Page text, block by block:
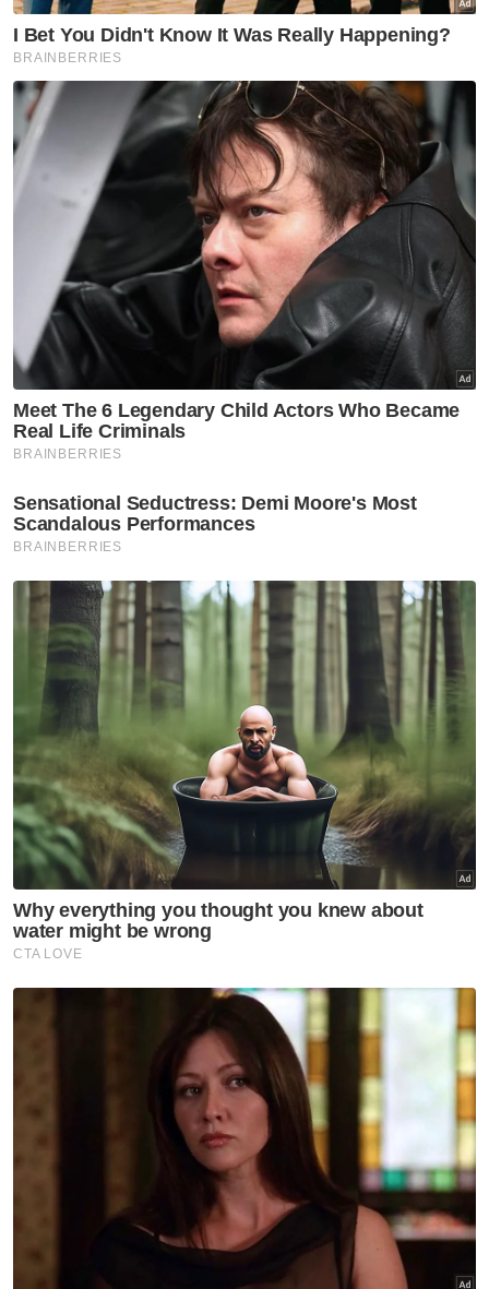
Muat turun aplikasi Sinar Harian.Klik di sini!
Rumah Mampu Milik
Penjawat Awam
Anwar Ibrahim
Artikel Disyorkan
Felda perlu kemuka laporan
cadangan jual aset di bawah
nilai belian - Anwar
Nasional
Anwar beri bayangan berita
baik buat ATM, PDRM pada
sambutan ambang merdeka
Proses kenaikan pangkat
tentera, polis dipermudah dan
dipercepat - Anwar
Nasional
WiEX @MIHAS 2026 buka
peluang usahawan wanita
tembusi pasaran eksport